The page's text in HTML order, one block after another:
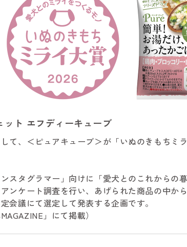
ト エフディーキューブ
て、＜ピュアキューブ＞が「いぬのきもちミ
スタグラマー」向けに「愛犬とのこれからの
ンケート調査を行い、あげられた商品の中か
会議にて選定して発表する企画です。
」にて掲載）